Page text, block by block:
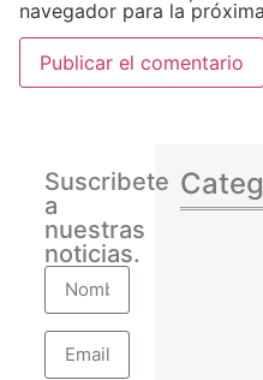
navegador para la
Suscribete
a
nuestras
noticias.